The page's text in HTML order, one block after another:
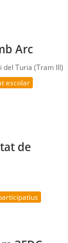
Arc
del Turia (Tram III)
escolar
de